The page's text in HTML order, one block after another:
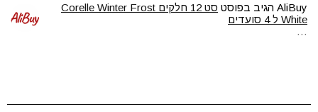
AliBuy הגיב בפוסט
סט 12 חלקים Corelle Winter Frost
White ל 4 סועדים
…